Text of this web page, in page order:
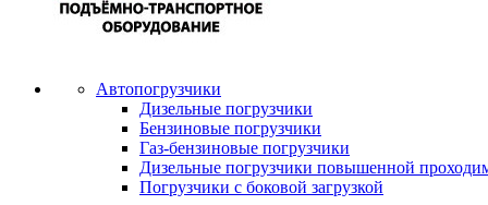
Автопогрузчики
Дизельные погрузчики
Бензиновые погрузчики
Газ-бензиновые погрузчики
Дизельные погрузчики повышенной
Погрузчики с боковой загрузкой